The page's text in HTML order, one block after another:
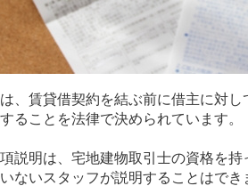
、賃貸借契約を結ぶ前に借主に対
ることを法律で決められています。
説明は、宅地建物取引士の資格を
ないスタッフが説明することはでき